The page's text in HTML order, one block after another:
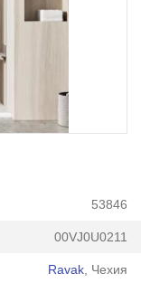
53846
00VJ0U0211
Ravak , Чехия